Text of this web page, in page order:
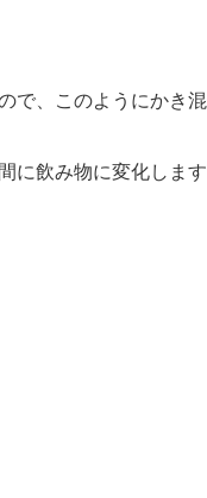
で、このようにかき
に飲み物に変化します